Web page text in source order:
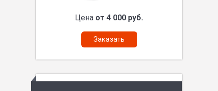
Цена от 4 000 руб.
Заказать